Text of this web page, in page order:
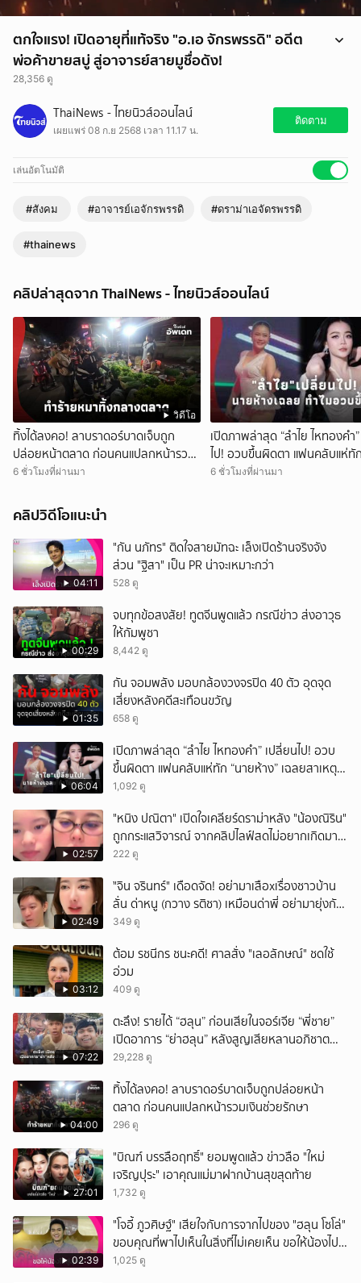
ตกใจแรง! เปิดอายุที่แท้จริง "อ.เอ จักรพรรดิ" อดีต
พ่อค้าขายสบู่ สู่อาจารย์สายมูชื่อดัง!
28,356 ดู
ตกใจแรง! เปิดอายุที่แท้จริง "อ.เอ จักรพรรดิ" อดีตพ่อค้าขายสบู่ สู่อาจารย์
สายมูชื่อดัง!ThaiNews - ไทยนิวส์ออนไลน์
เผยแพร่ 08 ก.ย 2568 เวลา 11.17 น.
ติดตาม
เล่นอัตโนมัติ
#สังคม #อาจารย์เอจักรพรรดิ #ดราม่าเอจัดรพรรดิ
#thainews
คลิปล่าสุดจาก ThaiNews - ไทยนิวส์ออนไลน์
วิดีโอ
ทิ้งได้ลงคอ! ลาบราดอร์บาดเจ็บถูก
ปล่อยหน้าตลาด ก่อนคนแปลกหน้ารวม
เงินช่วยรักษา
6 ชั่วโมงที่ผ่านมา
เปิดภาพล่าสุด “ลำไย ไหทองคำ
ไป! อวบขึ้นผิดตา แฟนคลับแห่ทั
ห้าง” เฉลยสาเหตุชัด!
6 ชั่วโมงที่ผ่านมา
คลิปวิดีโอแนะนำ
04:11
"กัน นภัทร" ติดใจสายมัทฉะ เล็งเปิดร้านจริงจัง
ส่วน "ฐิสา" เป็น PR น่าจะเหมาะกว่า
528 ดู
00:29
จบทุกข้อสงสัย! ทูตจีนพูดแล้ว กรณีข่าว ส่งอาวุธ
ให้กัมพูชา
8,442 ดู
01:35
กัน จอมพลัง มอบกล้องวงจรปิด 40 ตัว อุดจุด
เสี่ยงหลังคดีสะเทือนขวัญ
658 ดู
06:04
เปิดภาพล่าสุด “ลำไย ไหทองคำ” เปลี่ยนไป! อวบ
ขึ้นผิดตา แฟนคลับแห่ทัก “นายห้าง” เฉลยสาเหตุ
ชัด!
1,092 ดู
02:57
"หนิง ปณิตา" เปิดใจเคลียร์ดราม่าหลัง "น้องณิริน"
ถูกกระแสวิจารณ์ จากคลิปไลฟ์สดไม่อยากเกิดมา
หน้าเหมือนพ่อ
222 ดู
02:49
ั่"จิน จรินทร์" เดือดจัด! อย่ามาเสือxเรื่องชาวบ้าน
ลั่น ด่าหนู (กวาง รติชา) เหมือนด่าพี่ อย่ามายุ่งกับ
คนของผม จบ!!!
349 ดู
03:12
ต้อม รชนีกร ชนะคดี! ศาลสั่ง "เลอลักษณ์" ชดใช้
อ่วม
409 ดู
07:22
ตะลึง! รายได้ “ฮลุน” ก่อนเสียในจอร์เจีย “พี่ชาย”
เปิดอาการ “ย่าฮลุน” หลังสูญเสียหลานอภิชาต
บุตร!
29,228 ดู
04:00
ทิ้งได้ลงคอ! ลาบราดอร์บาดเจ็บถูกปล่อยหน้า
ตลาด ก่อนคนแปลกหน้ารวมเงินช่วยรักษา
296 ดู
27:01
"บิณฑ์ บรรลือฤทธิ์" ยอมพูดแล้ว ข่าวลือ "ใหม่
เจริญปุระ" เอาคุณแม่มาฝากบ้านสุขสุดท้าย
1,732 ดู
02:39
"โจอี้ ภูวศิษฐ์" เสียใจกับการจากไปของ "ฮลุน โซโล่"
ขอบคุณที่พาไปเห็นในสิ่งที่ไม่เคยเห็น ขอให้น้องไปสู่
สุคติ
1,025 ดู